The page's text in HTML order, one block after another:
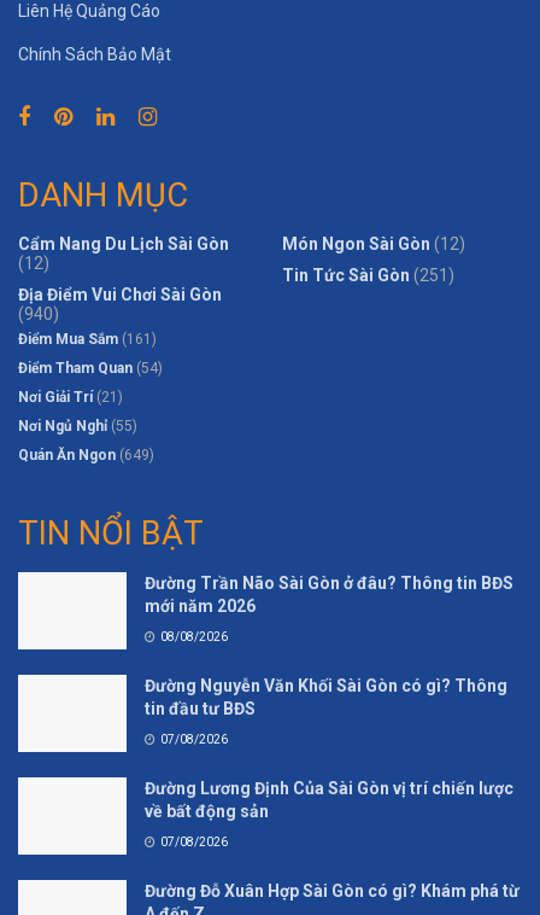
Liên Hệ Quảng Cáo
Chính Sách Bảo Mật
DANH MỤC
Cẩm Nang Du Lịch Sài Gòn
(12)
Địa Điểm Vui Chơi Sài Gòn
(940)
Điểm Mua Sắm (161)
Điểm Tham Quan (54)
Nơi Giải Trí(21)
Nơi Ngủ Nghỉ (55)
Quán Ăn Ngon (649)
Món Ngon Sài Gòn (12)
Tin Tức Sài Gòn (251)
TIN NỔI BẬT
Đường Trần Não Sài Gòn ở đâu? Thông tin BĐS
mới năm 2026
08/08/2026
Đường Nguyễn Văn Khối Sài Gòn có gì? Thông
tin đầu tư BĐS
07/08/2026
Đường Lương Định Của Sài Gòn vị trí chiến lược
về bất động sản
07/08/2026
Đường Đỗ Xuân Hợp Sài Gòn có gì? Khám phá từ